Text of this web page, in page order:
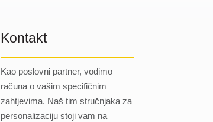
Kontakt
Kao poslovni partner, vodimo
računa o vašim specifičnim
zahtjevima. Naš tim stručnjaka za
personalizaciju stoji vam na